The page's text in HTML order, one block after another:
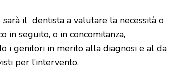
il dentista a valutare la necessità o
in seguito, o in concomitanza,
i genitori in merito alla diagnosi e al da
per l’intervento.